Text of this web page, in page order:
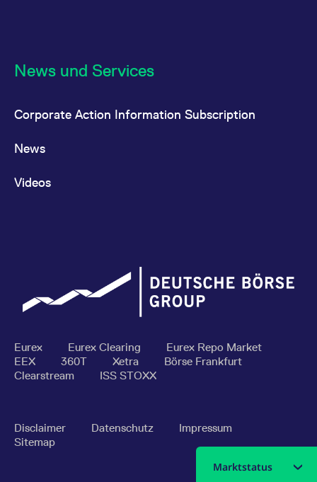
News und Services
Corporate Action Information Subscription
News
Videos
Eurex Eurex Clearing
Eurex Repo Market
EEX
360T Xetra
Börse Frankfurt
Clearstream
ISS STOXX
Disclaimer Datenschutz
Impressum
Sitemap
Marktstatus